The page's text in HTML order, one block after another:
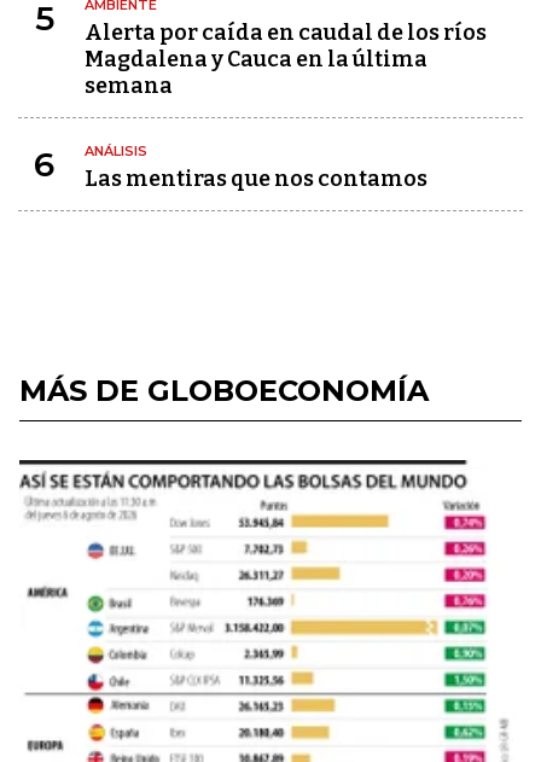
5 AMBIENTE
Alerta por caída en caudal de los ríos
Magdalena y Cauca en la última
semana
6 ANÁLISIS
Las mentiras que nos contamos
MÁS DE GLOBOECONOMÍA